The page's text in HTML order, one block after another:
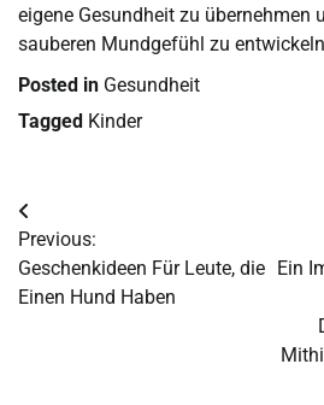
eigene Gesundheit zu übernehmen
sauberen Mundgefühl zu
Posted in Gesundheit
Tagged Kinder
Post
navigation
Previous:
Geschenkideen Für Leute, die
Einen Hund Haben
Ein